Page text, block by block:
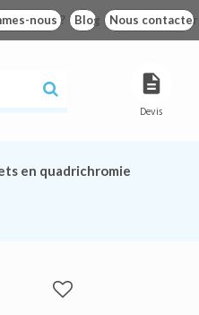
nous ? Blog Nous contacter
Devis
en quadrichromie